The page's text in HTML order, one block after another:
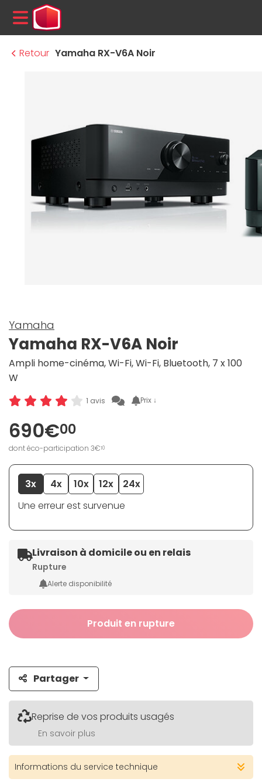
MENU
Retour Yamaha RX-V6A Noir
Yamaha
Yamaha RX-V6A Noir
Ampli home-cinéma, Wi-Fi, Wi-Fi, Bluetooth, 7 x 100
W
1 avis Prix ↓
690€00
dont éco-participation 3€10
3x 4x 10x 12x
24x
Une erreur est survenue
Livraison à domicile ou en relais
Rupture
Alerte disponibilité
Produit en rupture
Partager
Reprise de vos produits usagés
En savoir plus
Informations du service technique